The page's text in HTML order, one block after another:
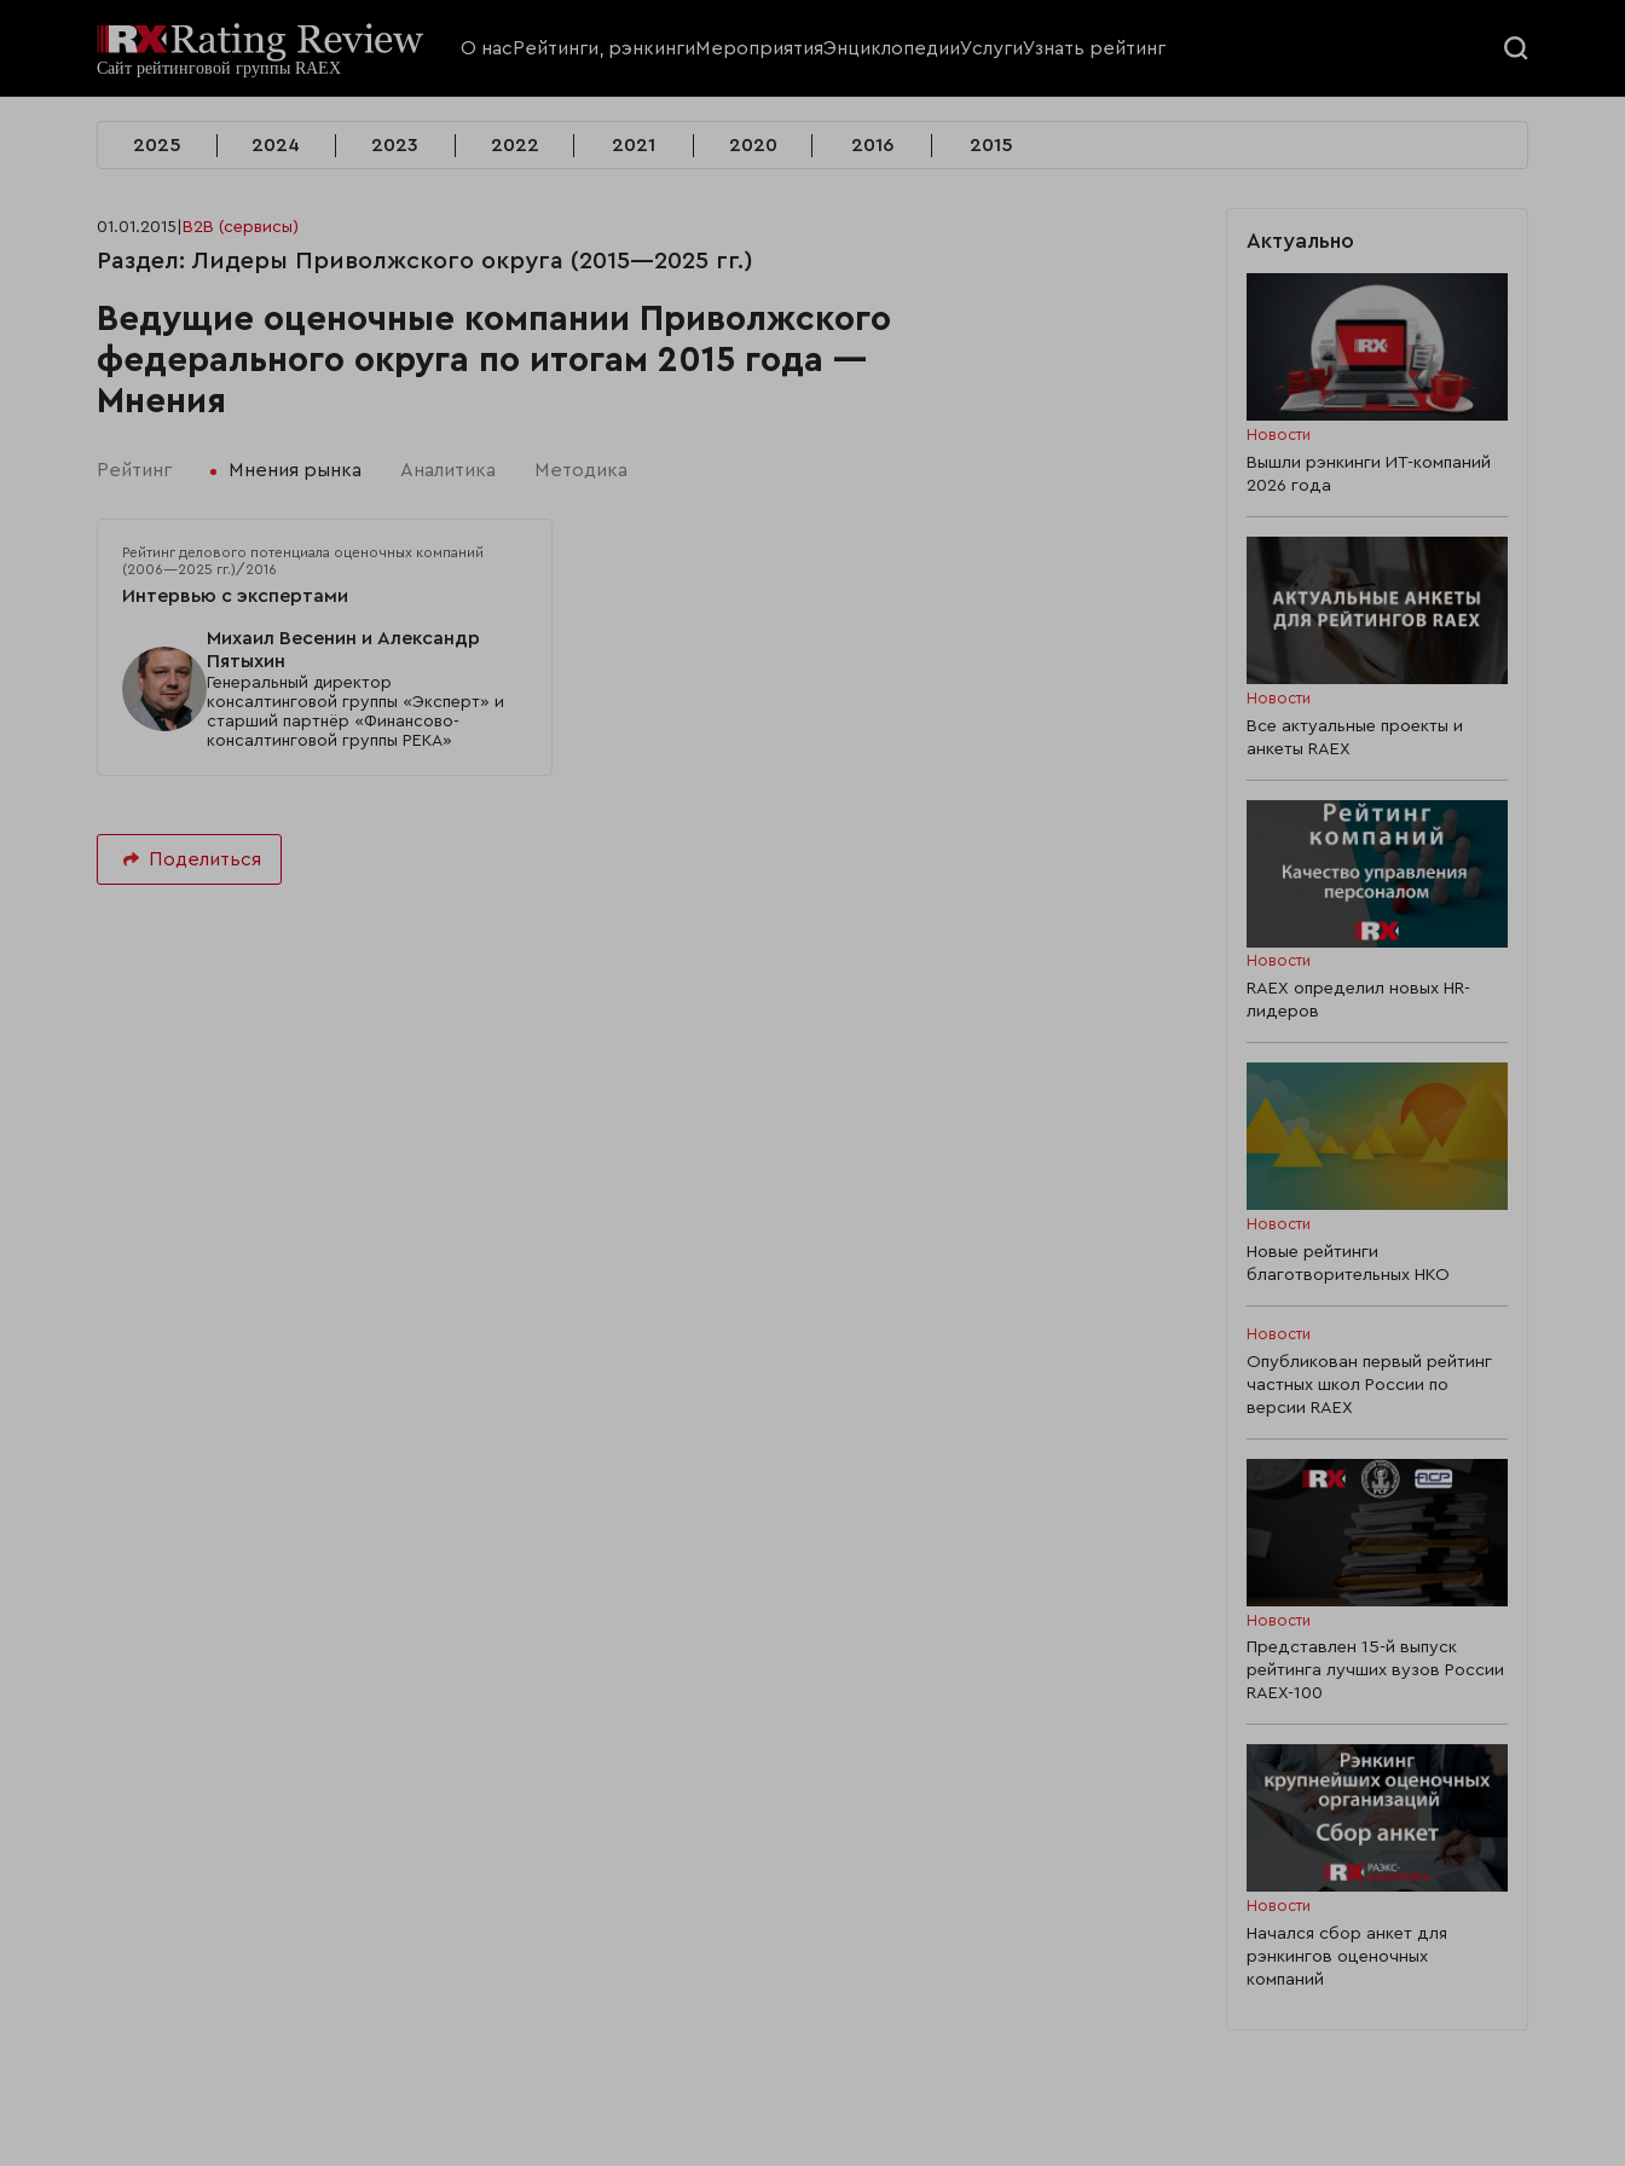
О нас Рейтинги, рэнкингиМероприятияЭнциклопедииУслугиУзнать рейтинг
2025 2024 2023 2022 2021 2020 2016 2015
01.01.2015 B2B (сервисы)
Раздел: Лидеры Приволжского округа (2015—2025 гг.)
Ведущие оценочные компании Приволжского
федерального округа по итогам 2015 года —
Мнения
Рейтинг Мнения рынка Аналитика Методика
Рейтинг делового потенциала оценочных компаний
(2006—2025 гг.)/2016
Интервью с экспертами
Михаил Весенин и Александр
Пятыхин
Генеральный директор
консалтинговой группы «Эксперт» и
старший партнёр «Финансово-
консалтинговой группы РЕКА»
Поделиться
Актуально
Новости
Вышли рэнкинги ИТ-компаний
2026 года
Новости
Все актуальные проекты и
анкеты RAEX
Новости
RAEX определил новых HR-
лидеров
Новости
Новые рейтинги
благотворительных НКО
Новости
Опубликован первый рейтинг
частных школ России по
версии RAEX
Новости
Представлен 15-й выпуск
рейтинга лучших вузов России
RAEX-100
Новости
Начался сбор анкет для
рэнкингов оценочных
компаний